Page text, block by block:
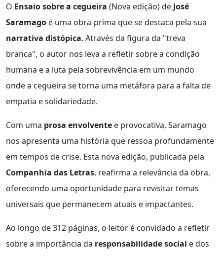
O Ensaio sobre a cegueira (Nova edição) de José
Saramago é uma obra-prima que se destaca pela sua
narrativa distópica. Através da figura da "treva
branca", o autor nos leva a refletir sobre a condição
humana e a luta pela sobrevivência em um mundo
onde a cegueira se torna uma metáfora para a falta de
empatia e solidariedade.
Com uma prosa envolvente e provocativa, Saramago
nos apresenta uma história que ressoa profundamente
em tempos de crise. Esta nova edição, publicada pela
Companhia das Letras, reafirma a relevância da obra,
oferecendo uma oportunidade para revisitar temas
universais que permanecem atuais e impactantes.
Ao longo de 312 páginas, o leitor é convidado a refletir
sobre a importância da responsabilidade social e dos